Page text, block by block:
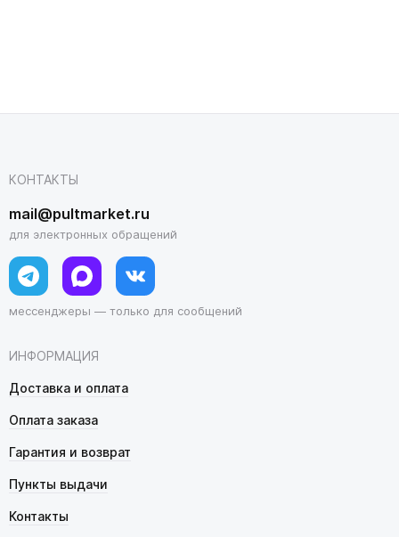
ИНФОРМАЦИЯ
Доставка и оплата
Оплата заказа
Гарантия и возврат
Пункты выдачи
Контакты
КОНТАКТЫ
mail@pultmarket.ru
для электронных обращений
мессенджеры — только для сообщений